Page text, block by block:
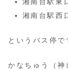
湘南台駅東
湘南台駅西
というバス停で
かなちゅう（神